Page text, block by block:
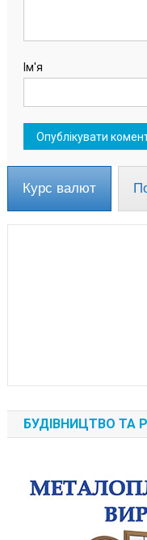
Ім'я
Курс валют
БУДІВНИЦТВО ТА